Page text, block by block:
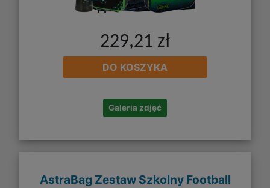
229,21 zł
DO KOSZYKA
Galeria zdjęć
AstraBag Zestaw Szkolny Football